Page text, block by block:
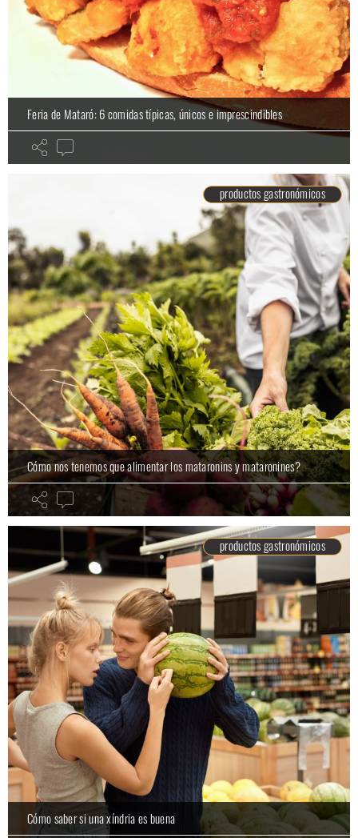
Feria de Mataró: 6 comidas típicas, únicos e imprescindibles
productos gastronómicos
Cómo nos tenemos que alimentar los mataronins y mataronines?
productos gastronómicos
Cómo saber si una xíndria es buena